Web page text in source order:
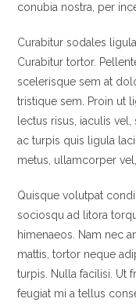
conubia nostra, per
Curabitur sodales
Curabitur tortor.
scelerisque sem at
tristique sem. Proin ut
lectus risus, iaculis
ac turpis quis ligula
metus, ullamcorper
Quisque volutpat
sociosqu ad litora
himenaeos. Nam nec
mattis, tortor neque
turpis. Nulla facilisi. Ut
feugiat mi a tellus